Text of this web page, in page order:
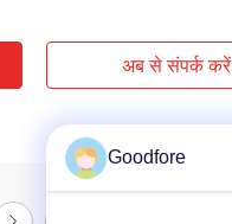
अब से संपर्क करें
Goodfore